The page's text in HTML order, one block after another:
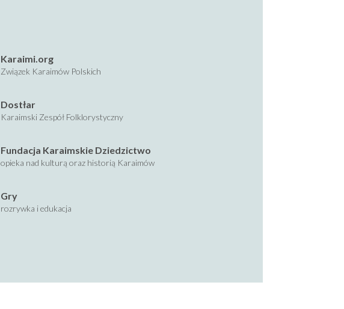
Karaimi.org
Związek Karaimów Polskich
Dostłar
Karaimski Zespół Folklorystyczny
Fundacja Karaimskie Dziedzictwo
opieka nad kulturą oraz historią Karaimów
Gry
rozrywka i edukacja